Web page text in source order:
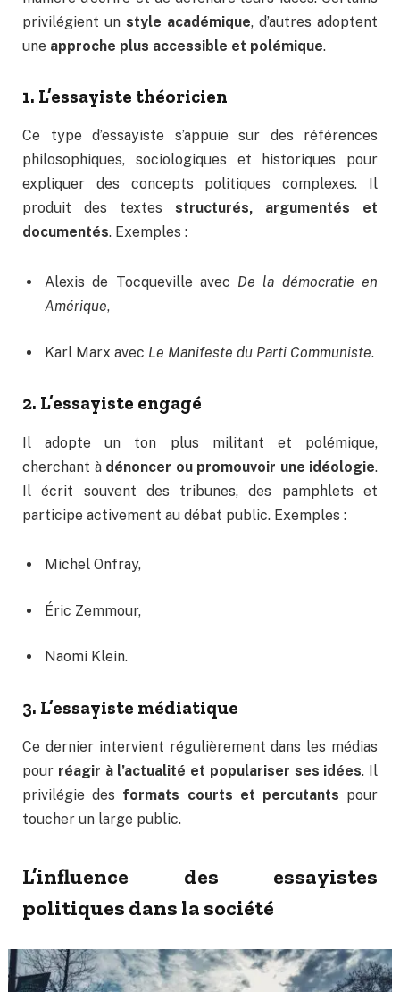
privilégient un style académique, d’autres adoptent
une approche plus accessible et polémique.
1. L’essayiste théoricien
Ce type d’essayiste s’appuie sur des références
philosophiques, sociologiques et historiques pour
expliquer des concepts politiques complexes. Il
produit des textes structurés, argumentés et
documentés. Exemples :
Alexis de Tocqueville avec De la démocratie en
Amérique,
Karl Marx avec Le Manifeste du Parti Communiste.
2. L’essayiste engagé
Il adopte un ton plus militant et polémique,
cherchant à dénoncer ou promouvoir une idéologie.
Il écrit souvent des tribunes, des pamphlets et
participe activement au débat public. Exemples :
Michel Onfray,
Éric Zemmour,
Naomi Klein.
3. L’essayiste médiatique
Ce dernier intervient régulièrement dans les médias
pour réagir à l’actualité et populariser ses idées. Il
privilégie des formats courts et percutants pour
toucher un large public.
L’influence des essayistes
politiques dans la société